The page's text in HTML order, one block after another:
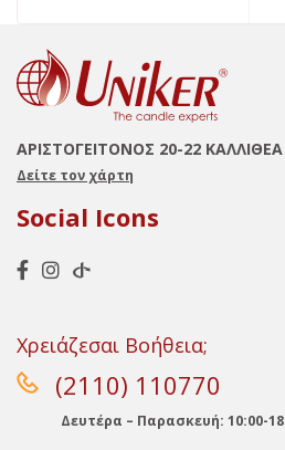
ΑΡΙΣΤΟΓΕΙΤΟΝΟΣ 20-22 ΚΑΛΛΙΘΕΑ
Δείτε τον χάρτη
Social Icons
Χρειάζεσαι Βοήθεια;
(2110) 110770
Δευτέρα – Παρασκευή: 10:00-